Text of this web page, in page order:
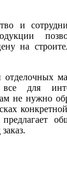
и
на
для
не нужно